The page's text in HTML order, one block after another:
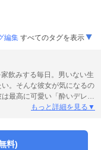
編集 すべてのタグを表示
飲みする毎日。男いない生
。そんな彼女が気になるの
最高に可愛い「酔いデレ」
に酔わせる恋物語!!
もっと詳細を見る▼
料)